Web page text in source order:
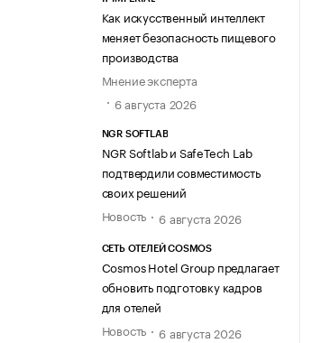
Как искусственный интеллект
меняет безопасность пищевого
производства
Мнение эксперта
6 августа 2026
NGR SOFTLAB
NGR Softlab и SafeTech Lab
подтвердили совместимость
своих решений
Новость
6 августа 2026
СЕТЬ ОТЕЛЕЙ COSMOS
Cosmos Hotel Group предлагает
обновить подготовку кадров
для отелей
Новость
6 августа 2026